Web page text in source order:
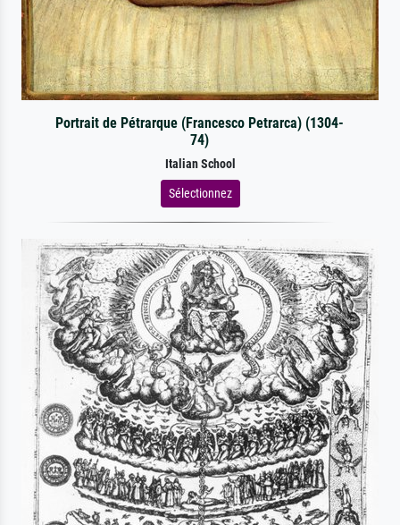
Portrait de Pétrarque (Francesco Petrarca) (1304-
74)
Italian School
Sélectionnez